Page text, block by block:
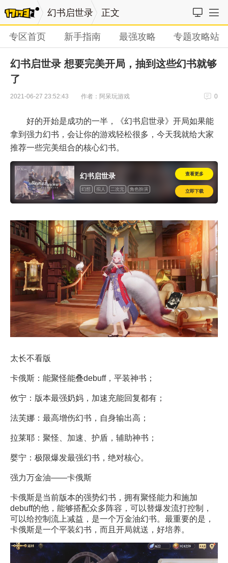
幻书启世录 正文
专区首页 新手指南 最强攻略 专题攻略站
幻书启世录 想要完美开局，抽到这些幻书就够
了
2021-06-27 23:52:43 作者：阿呆玩游戏 0
好的开始是成功的一半，《幻书启世录》开局如果能
拿到强力幻书，会让你的游戏轻松很多，今天我就给大家
推荐一些完美组合的核心幻书。
幻书启世录
幻想 拟人 二次元 角色扮演
查看更多
立即下载
太长不看版
卡俄斯：能聚怪能叠debuff，平装神书；
攸宁：版本最强奶妈，加速充能回复都有；
法芙娜：最高增伤幻书，自身输出高；
拉莱耶：聚怪、加速、护盾，辅助神书；
婴宁：极限爆发最强幻书，绝对核心。
强力万金油——卡俄斯
卡俄斯是当前版本的强势幻书，拥有聚怪能力和施加
debuff的他，能够搭配众多阵容，可以替爆发流打控制，
可以给控制流上减益，是一个万金油幻书。最重要的是，
卡俄斯是一个平装幻书，而且开局就送，好培养。